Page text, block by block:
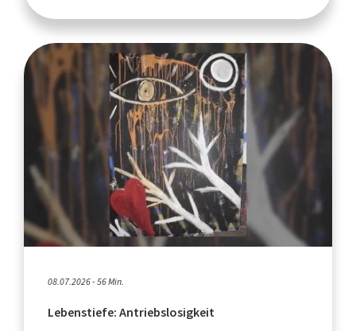
08.07.2026 - 56 Min.
Lebenstiefe: Antriebslosigkeit